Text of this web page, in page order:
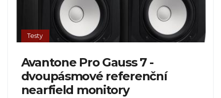
Testy
Avantone Pro Gauss 7 -
dvoupásmové referenční
nearfield monitory